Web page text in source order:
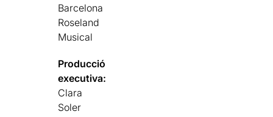
Barcelona
Roseland
Musical
Producció
executiva:
Clara
Soler